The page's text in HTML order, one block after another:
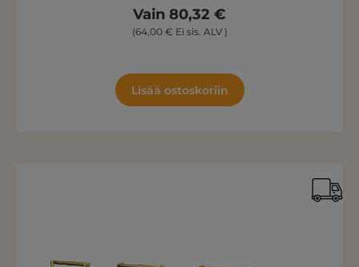
Vain 80,32 €
(64,00 € Ei sis. ALV )
Lisää ostoskoriin